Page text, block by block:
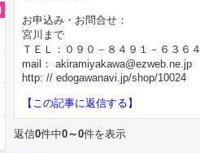
お申込み・お問合せ：
宮川まで
ＴＥＬ：０９０－８４９１－６３６４
mail： akiramiyakawa@ezweb.ne.jp
http: // edogawanavi.jp/shop/10024
【この記事に返信する】
返信0件中0～0件を表示